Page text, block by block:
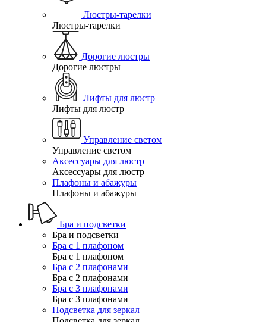
Люстры-тарелки
Люстры-тарелки
Дорогие люстры
Дорогие люстры
Лифты для люстр
Лифты для люстр
Управление светом
Управление светом
Аксессуары для люстр
Аксессуары для люстр
Плафоны и абажуры
Плафоны и абажуры
Бра и подсветки
Бра и подсветки
Бра с 1 плафоном
Бра с 1 плафоном
Бра с 2 плафонами
Бра с 2 плафонами
Бра с 3 плафонами
Бра с 3 плафонами
Подсветка для зеркал